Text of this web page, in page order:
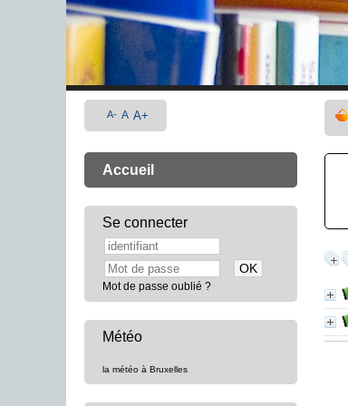
A- A A+
Accueil
Se connecter
Mot de passe oublié ?
Météo
la météo à Bruxelles